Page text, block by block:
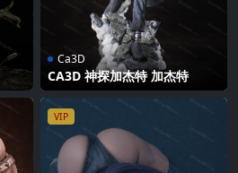
Ca3D
CA3D 神探加杰特 加杰特
VIP